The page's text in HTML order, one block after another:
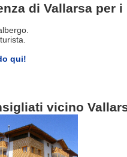
di Vallarsa per
qui!
vicino